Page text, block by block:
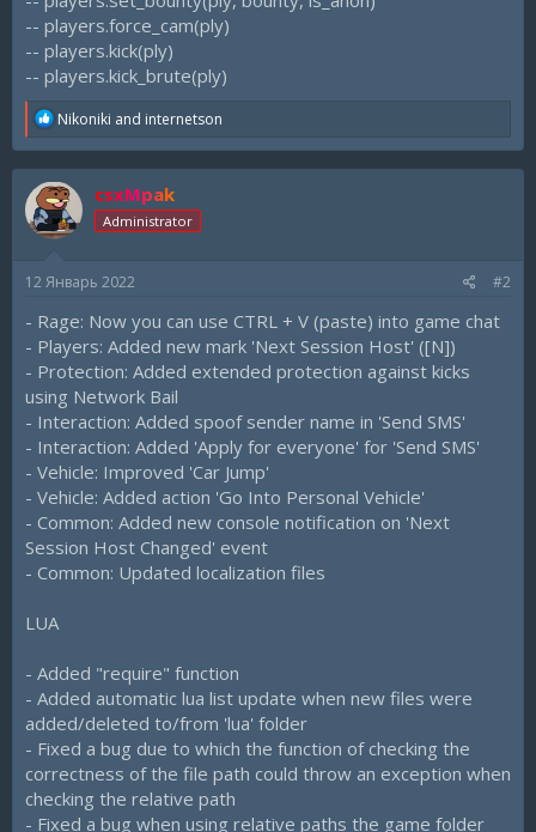
-- players.force_cam(ply)
-- players.kick(ply)
-- players.kick_brute(ply)
R
a
c
t
i
o
:
Nikoniki and internetson
csxMpak
Administrator
12 Январь 2022 #2
- Rage: Now you can use CTRL + V (paste) into game chat
- Players: Added new mark 'Next Session Host' ([N])
- Protection: Added extended protection against kicks
using Network Bail
- Interaction: Added spoof sender name in 'Send SMS'
- Interaction: Added 'Apply for everyone' for 'Send SMS'
- Vehicle: Improved 'Car Jump'
- Vehicle: Added action 'Go Into Personal Vehicle'
- Common: Added new console notification on 'Next
Session Host Changed' event
- Common: Updated localization files
LUA
- Added "require" function
- Added automatic lua list update when new files were
added/deleted to/from 'lua' folder
- Fixed a bug due to which the function of checking the
correctness of the file path could throw an exception when
checking the relative path
- Fixed a bug when using relative paths the game folder